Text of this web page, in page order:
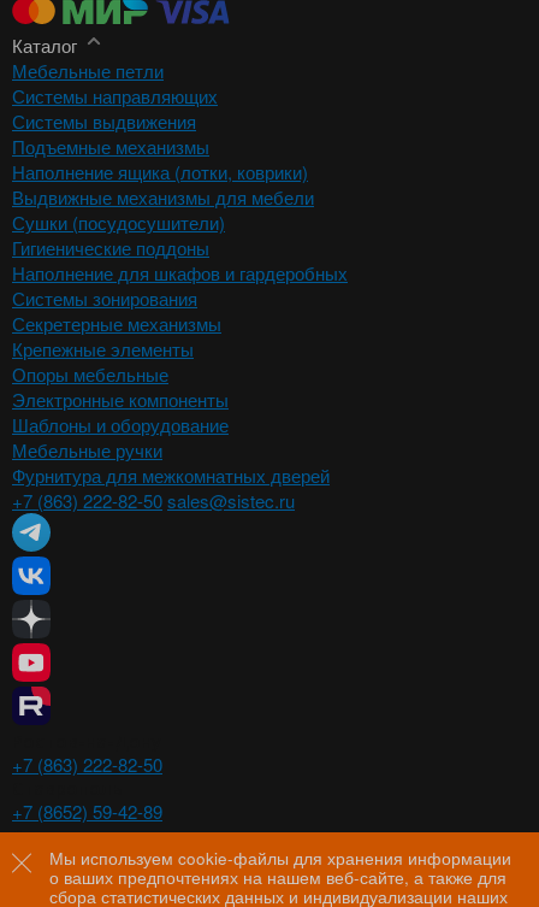
Мы используем cookie-файлы для хранения информации
о ваших предпочтениях на нашем веб-сайте, а также для
сбора статистических данных и индивидуализации наших
Каталог
Мебельные петли
Системы направляющих
Системы выдвижения
Подъемные механизмы
Наполнение ящика (лотки, коврики)
Выдвижные механизмы для мебели
Сушки (посудосушители)
Гигиенические поддоны
Наполнение для шкафов и гардеробных
Системы зонирования
Секретерные механизмы
Крепежные элементы
Опоры мебельные
Электронные компоненты
Шаблоны и оборудование
Мебельные ручки
Фурнитура для межкомнатных дверей
+7 (863) 222-82-50sales@sistec.ru
+7 (863) 222-82-50
+7 (8652) 59-42-89
Волгоград
+7 (8442) 29-00-21
Пятигорск